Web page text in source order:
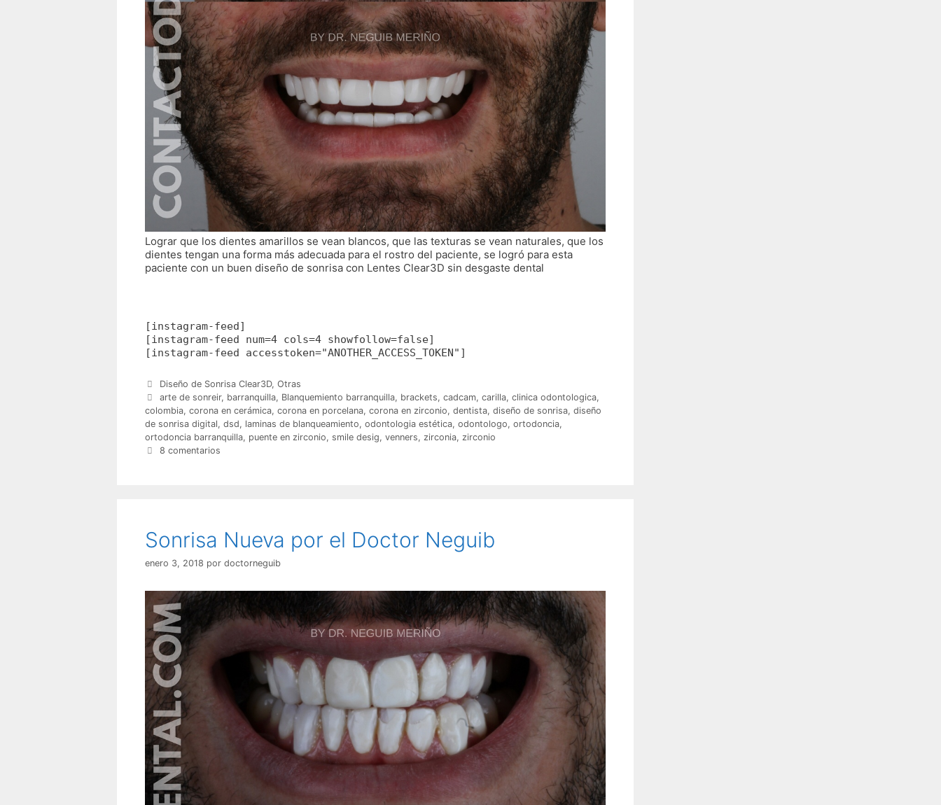
Lograr que los dientes amarillos se vean blancos, que las texturas se vean naturales, que los
dientes tengan una forma más adecuada para el rostro del paciente, se logró para esta
paciente con un buen diseño de sonrisa con Lentes Clear3D sin desgaste dental
[instagram-feed]
[instagram-feed num=4 cols=4 showfollow=false]
[instagram-feed accesstoken="ANOTHER_ACCESS_TOKEN"]
Categorías
Diseño de Sonrisa Clear3D, Otras
Etiquetas
arte de sonreir, barranquilla, Blanquemiento barranquilla, brackets, cadcam, carilla, clinica odontologica,
colombia, corona en cerámica, corona en porcelana, corona en zirconio, dentista, diseño de sonrisa, diseño
de sonrisa digital, dsd, laminas de blanqueamiento, odontologia estética, odontologo, ortodoncia,
ortodoncia barranquilla, puente en zirconio, smile desig, venners, zirconia, zirconio
8 comentarios
Sonrisa Nueva por el Doctor Neguib
enero 3, 2018 por doctorneguib